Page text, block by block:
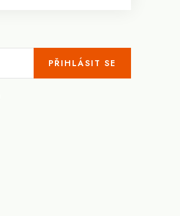
PŘIHLÁSIT SE